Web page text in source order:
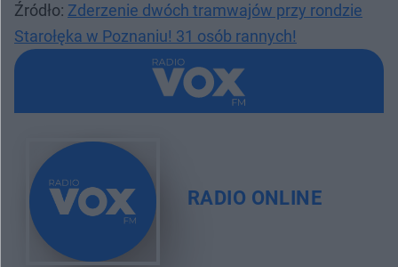
Źródło: Zderzenie dwóch tramwajów przy rondzie
Starołęka w Poznaniu! 31 osób rannych!
RADIO ONLINE